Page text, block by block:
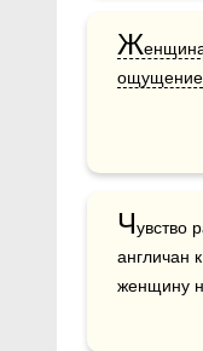
Ж
ощущение
Чувство
англичан к
женщину